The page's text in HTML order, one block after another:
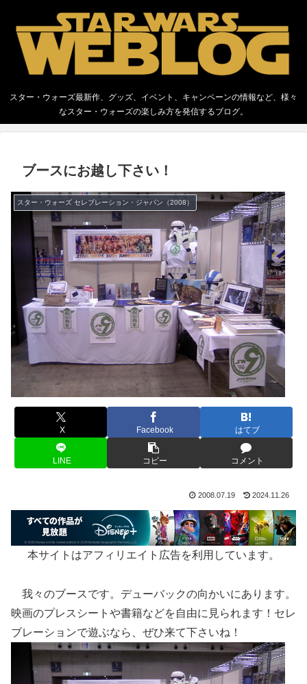
スター・ウォーズ最新作、グッズ、イベント、キャンペーンの情報など、様々
なスター・ウォーズの楽しみ方を発信するブログ。
ブースにお越し下さい！
スター・ウォーズ セレブレーション・ジャパン（2008）
X Facebook はてブ
LINE コピー コメント
2008.07.19 2024.11.26
本サイトはアフィリエイト広告を利用しています。
我々のブースです。デューバックの向かいにあります。
映画のプレスシートや書籍などを自由に見られます！セレ
ブレーションで遊ぶなら、ぜひ来て下さいね！